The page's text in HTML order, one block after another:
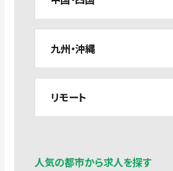
九州・沖縄
リモート
人気の都市から求人を探す